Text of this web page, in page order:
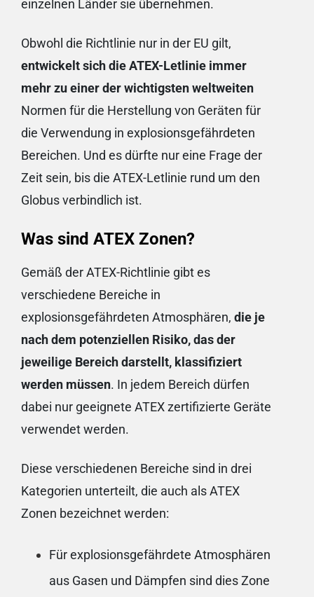
einzelnen Länder sie übernehmen.
Obwohl die Richtlinie nur in der EU gilt,
entwickelt sich die ATEX-Letlinie immer
mehr zu einer der wichtigsten weltweiten
Normen für die Herstellung von Geräten für
die Verwendung in explosionsgefährdeten
Bereichen. Und es dürfte nur eine Frage der
Zeit sein, bis die ATEX-Letlinie rund um den
Globus verbindlich ist.
Was sind ATEX Zonen?
Gemäß der ATEX-Richtlinie gibt es
verschiedene Bereiche in
explosionsgefährdeten Atmosphären, die je
nach dem potenziellen Risiko, das der
jeweilige Bereich darstellt, klassifiziert
werden müssen. In jedem Bereich dürfen
dabei nur geeignete ATEX zertifizierte Geräte
verwendet werden.
Diese verschiedenen Bereiche sind in drei
Kategorien unterteilt, die auch als ATEX
Zonen bezeichnet werden:
Für explosionsgefährdete Atmosphären
aus Gasen und Dämpfen sind dies Zone